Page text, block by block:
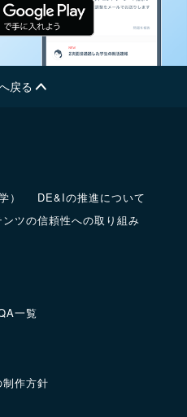
戻る
）
DE&Iの推進について
ツの信頼性への取り組み
一覧
作方針